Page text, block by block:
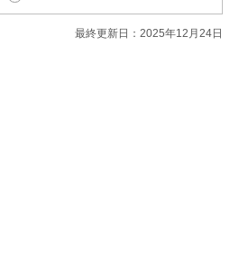
最終更新日：2025年12月24日